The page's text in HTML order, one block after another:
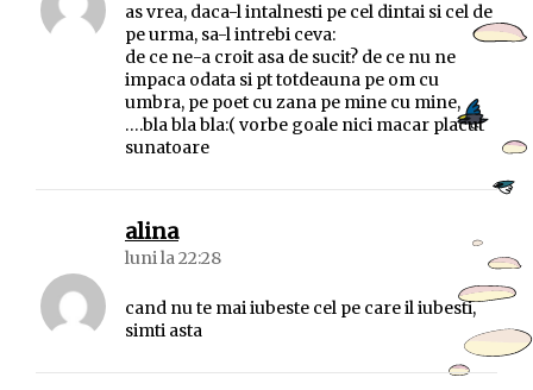
as vrea, daca-l intalnesti pe cel dintai si cel de
pe urma, sa-l intrebi ceva:
de ce ne-a croit asa de sucit? de ce nu ne
impaca odata si pt totdeauna pe om cu
umbra, pe poet cu zana pe mine cu mine,
….bla bla bla:( vorbe goale nici macar placut
sunatoare
alinaspune:
luni la 22:28
cand nu te mai iubeste cel pe care il iubesti,
simti asta